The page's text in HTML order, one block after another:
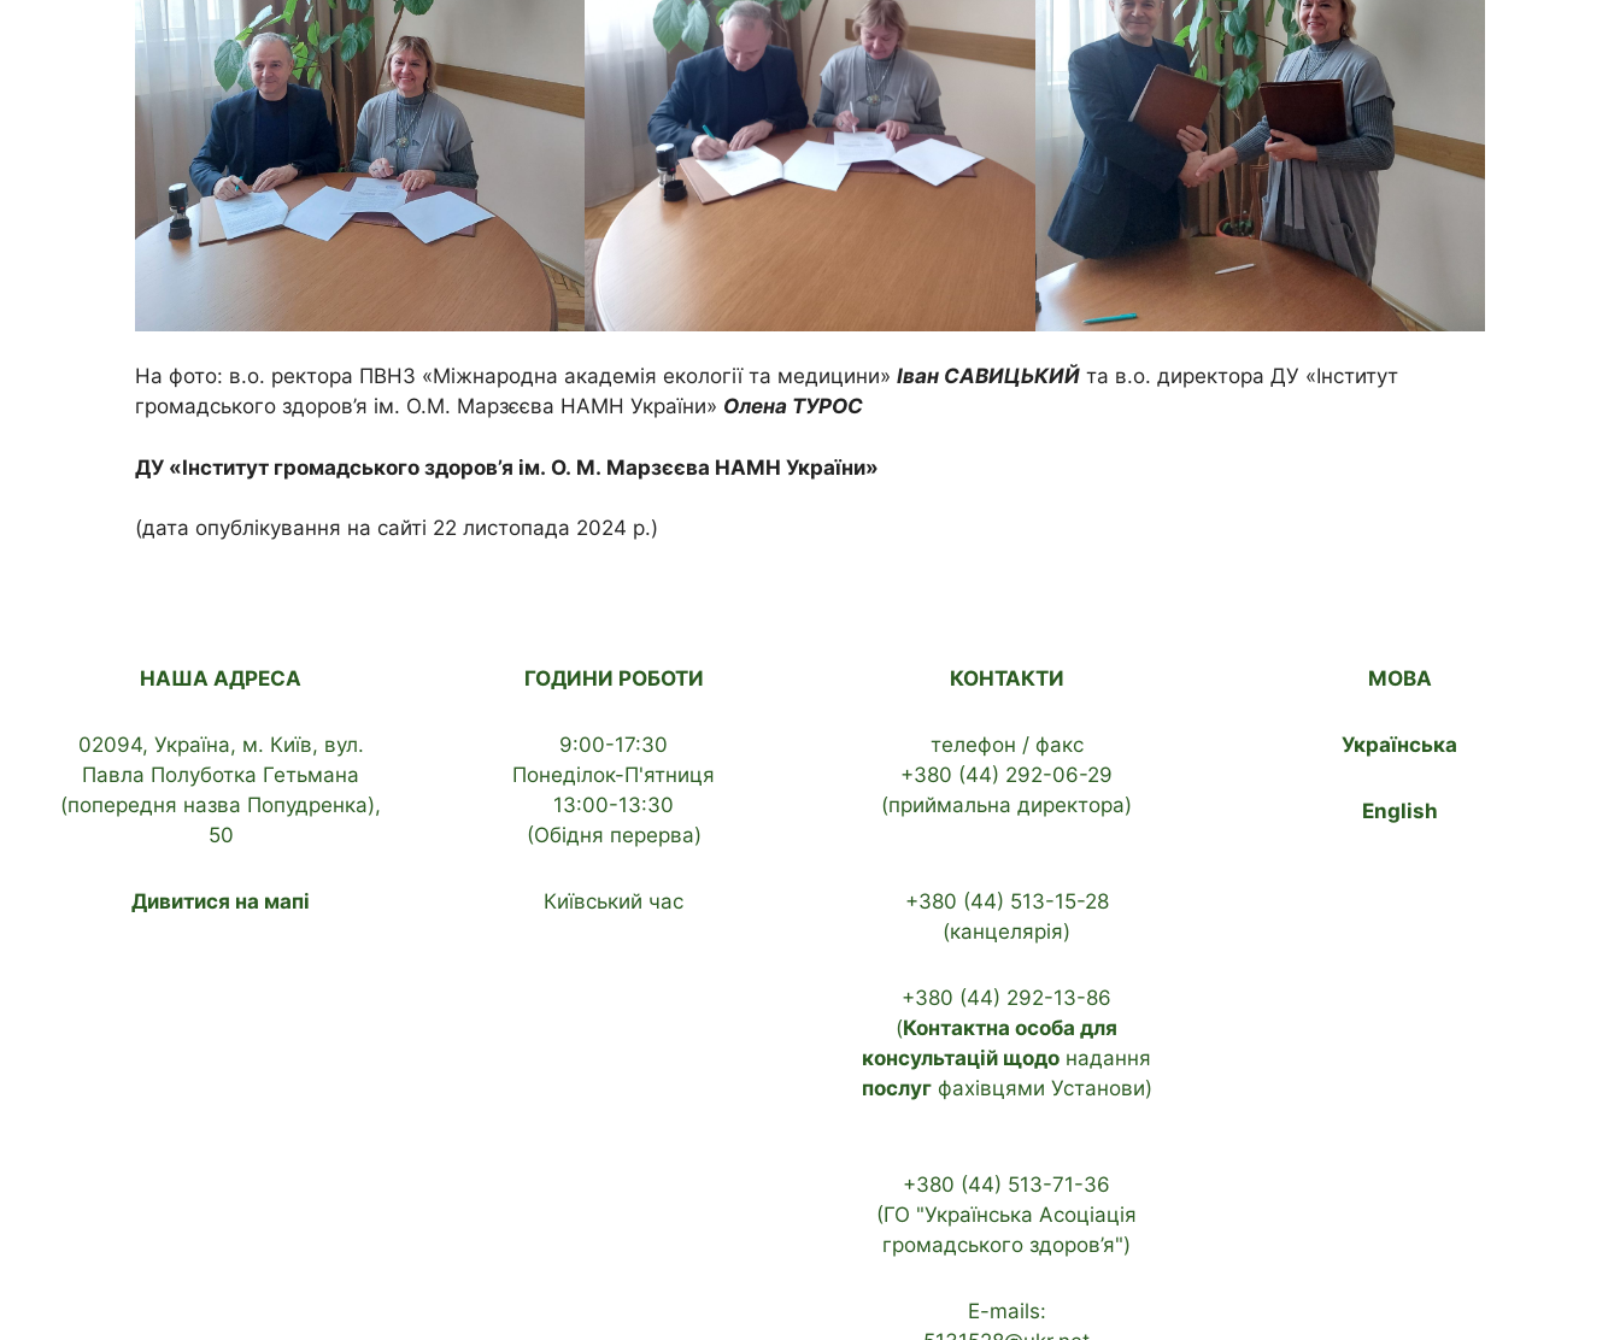
На фото: в.о. ректора ПВНЗ «Міжнародна академія екології та медицини» Іван САВИЦЬКИЙ та в.о. директора ДУ «Інститут
громадського здоров’я ім. О.М. Марзєєва НАМН України» Олена ТУРОС
ДУ «Інститут громадського здоров’я ім. О. М. Марзєєва НАМН України»
(дата опублікування на сайті 22 листопада 2024 р.)
НАША АДРЕСА
02094, Україна, м. Київ, вул.
Павла Полуботка Гетьмана
(попередня назва Попудренка),
50
Дивитися на мапі
ГОДИНИ РОБОТИ
9:00-17:30
Понеділок-П'ятниця
13:00-13:30
(Обідня перерва)
Київський час
КОНТАКТИ
телефон / факс
+380 (44) 292-06-29
(приймальна директора)
+380 (44) 513-15-28
(канцелярія)
+380 (44) 292-13-86
(Контактна особа для
консультацій щодо надання
послугфахівцями Установи)
+380 (44) 513-71-36
(ГО "Українська Асоціація
громадського здоров’я")
E-mails:
МОВА
Українська
English